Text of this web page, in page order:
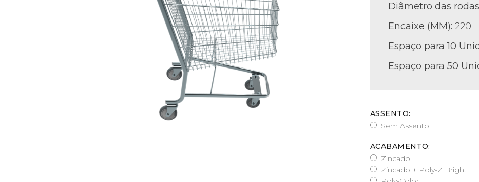
Diâmetro das
Encaixe (MM): 220
Espaço para 10
Espaço para 50
ASSENTO:
Sem Assento
ACABAMENTO:
Zincado
Zincado + Poly-Z Bright